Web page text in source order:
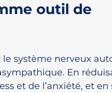
outil de
système nerveux
En
et de l’anxiété, et